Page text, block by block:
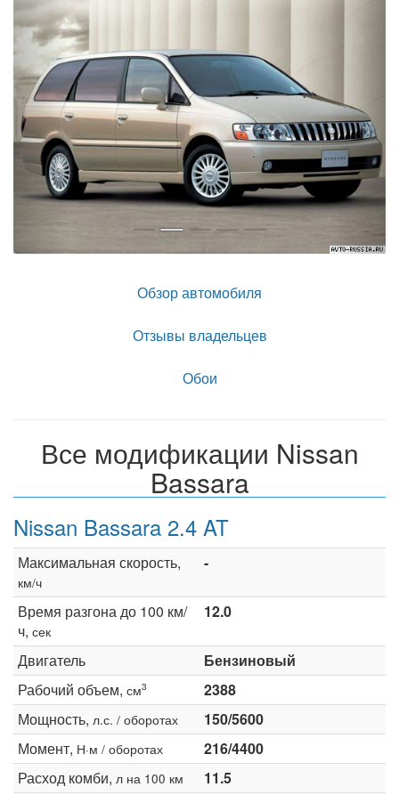
Обзор автомобиля
Отзывы владельцев
Обои
Все модификации Nissan
Bassara
Nissan Bassara 2.4 AT
Максимальная скорость,
км/ч
-
Время разгона до 100 км/
ч, сек
12.0
Двигатель
Бензиновый
Рабочий объем, см3
2388
Мощность, л.с. / оборотах
150/5600
Момент, Н·м / оборотах
216/4400
Расход комби, л на 100 км
11.5